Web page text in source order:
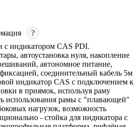
?
с индикатором CAS PDI.
автоустановка нуля, накопление
автономное питание,
соединительный кабель 5м
индикатор CAS с подключением к
в приямок, используя раму
использования рамы с "плавающей"
нагрузок, возможность
- стойка для индикатора с